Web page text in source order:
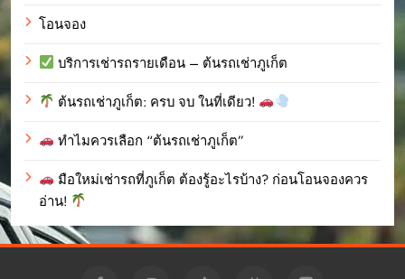
โอนจอง
บริการเช่ารถรายเดือน – ต้นรถเช่าภูเก็ต
ต้นรถเช่าภูเก็ต: ครบ จบ ในที่เดียว!
ทำไมควรเลือก “ต้นรถเช่าภูเก็ต”
มือใหม่เช่ารถที่ภูเก็ต ต้องรู้อะไรบ้าง? ก่อนโอนจองควร
อ่าน!